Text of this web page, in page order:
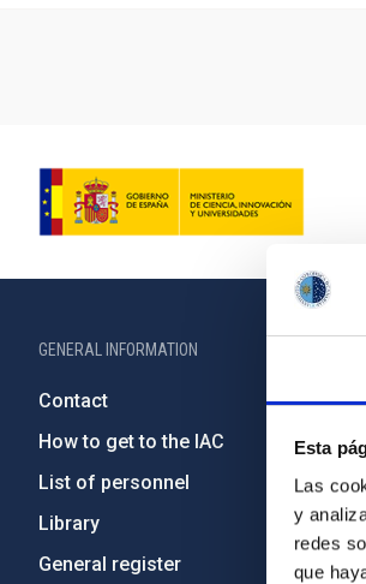
Esta
Las
y
redes
que
GENERAL INFORMATION
Contact
How to get to the IAC
List of personnel
Library
General register